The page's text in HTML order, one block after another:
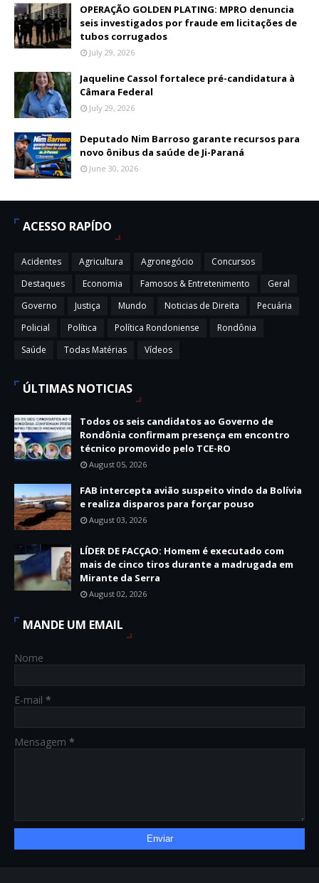
OPERAÇÃO GOLDEN PLATING: MPRO denuncia
seis investigados por fraude em licitações de
tubos corrugados
July 29, 2026
Jaqueline Cassol fortalece pré-candidatura à
Câmara Federal
July 29, 2026
Deputado Nim Barroso garante recursos para
novo ônibus da saúde de Ji-Paraná
June 30, 2026
ACESSO RAPÍDO
Acidentes Agricultura Agronegócio
Concursos
Destaques
Economia Famosos & Entretenimento
Geral
Governo
Justiça Mundo Noticias de Direita
Pecuária
Policial
Política Política Rondoniense
Rondônia
Saúde
Todas Matérias Vídeos
ÚLTIMAS NOTICIAS
Todos os seis candidatos ao Governo de
Rondônia confirmam presença em encontro
técnico promovido pelo TCE-RO
August 05, 2026
FAB intercepta avião suspeito vindo da Bolívia
e realiza disparos para forçar pouso
August 03, 2026
LÍDER DE FACÇAO: Homem é executado com
mais de cinco tiros durante a madrugada em
Mirante da Serra
August 02, 2026
MANDE UM EMAIL
Nome
E-mail *
Mensagem *